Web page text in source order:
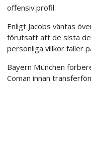
offensiv profil.
Enligt Jacobs väntas
förutsatt att de sista
personliga villkor faller
Bayern München
Coman innan